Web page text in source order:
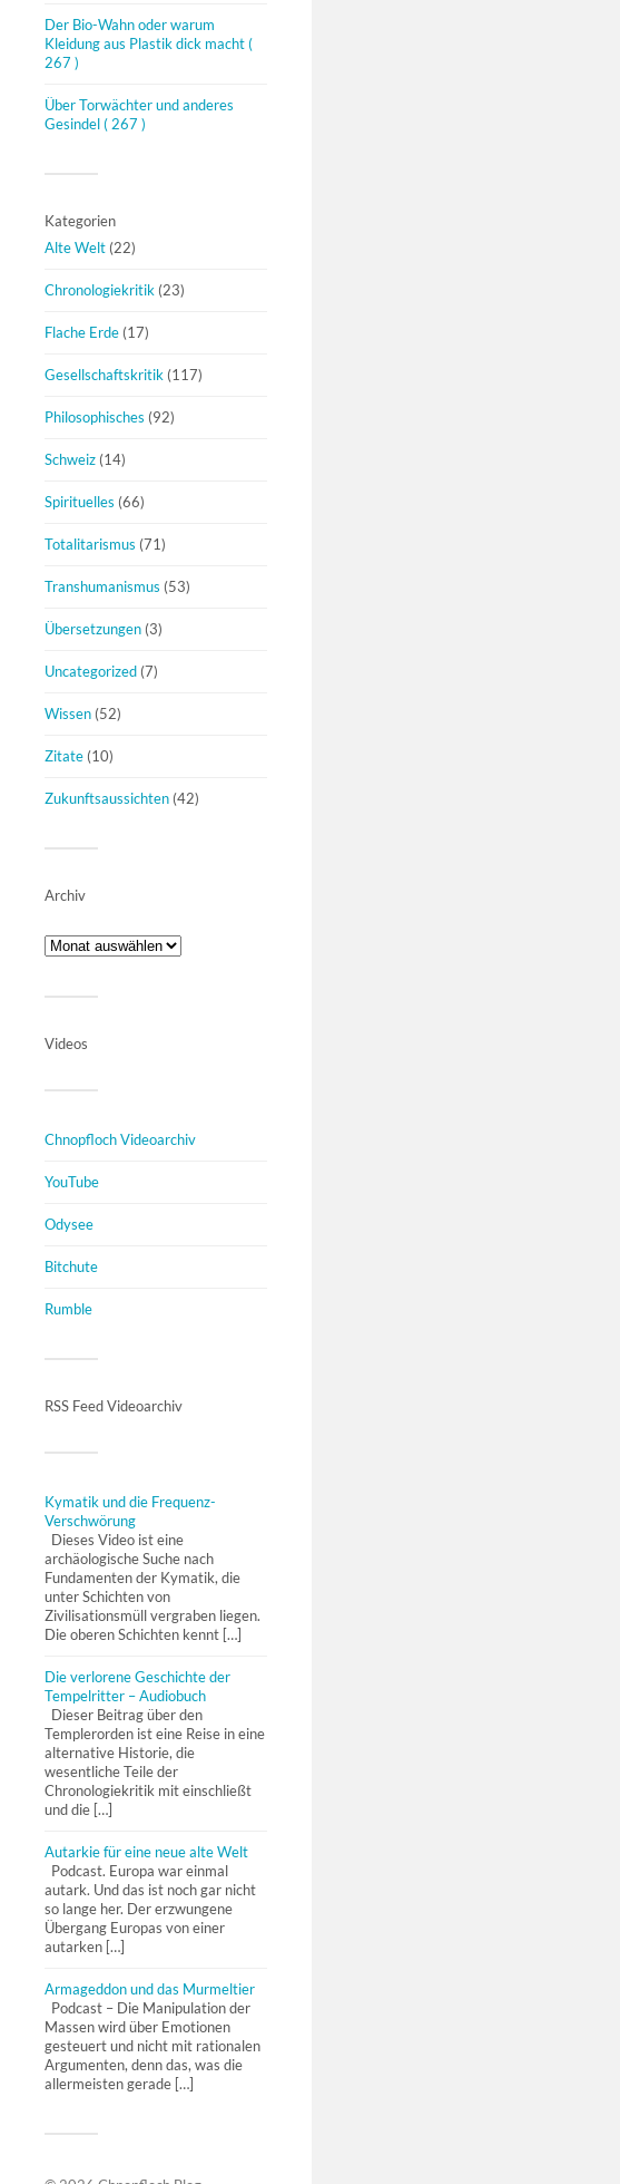
Der Bio-Wahn oder warum
Kleidung aus Plastik dick macht(
267 )
Über Torwächter und anderes
Gesindel( 267 )
Kategorien
Alte Welt (22)
Chronologiekritik (23)
Flache Erde (17)
Gesellschaftskritik (117)
Philosophisches (92)
Schweiz (14)
Spirituelles (66)
Totalitarismus (71)
Transhumanismus (53)
Übersetzungen (3)
Uncategorized (7)
Wissen (52)
Zitate (10)
Zukunftsaussichten (42)
Archiv
Videos
Chnopfloch Videoarchiv
YouTube
Odysee
Bitchute
Rumble
RSS Feed Videoarchiv
Kymatik und die Frequenz-
Verschwörung
Dieses Video ist eine
archäologische Suche nach
Fundamenten der Kymatik, die
unter Schichten von
Zivilisationsmüll vergraben liegen.
Die oberen Schichten kennt […]
Die verlorene Geschichte der
Tempelritter – Audiobuch
Dieser Beitrag über den
Templerorden ist eine Reise in eine
alternative Historie, die
wesentliche Teile der
Chronologiekritik mit einschließt
und die […]
Autarkie für eine neue alte Welt
Podcast. Europa war einmal
autark. Und das ist noch gar nicht
so lange her. Der erzwungene
Übergang Europas von einer
autarken […]
Armageddon und das Murmeltier
Podcast – Die Manipulation der
Massen wird über Emotionen
gesteuert und nicht mit rationalen
Argumenten, denn das, was die
allermeisten gerade […]